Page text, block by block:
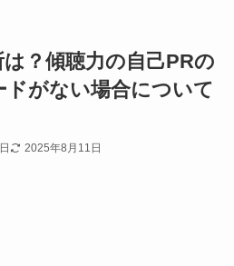
？傾聴力の自己PRの
がない場合について
2025年8月11日